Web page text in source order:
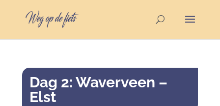
Dag 2: Waverveen –
Elst